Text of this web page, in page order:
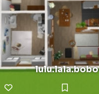
lulu.lala.bobo